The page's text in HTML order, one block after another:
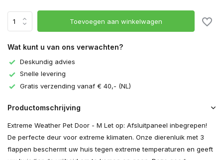
Toevoegen aan winkelwagen
Wat kunt u van ons verwachten?
Deskundig advies
Snelle levering
Gratis verzending vanaf € 40,- (NL)
Productomschrijving
Extreme Weather Pet Door - M Let op: Afsluitpaneel inbegrepen!
De perfecte deur voor extreme klimaten. Onze dierenluik met 3
flappen beschermt uw huis tegen extreme temperaturen en geeft